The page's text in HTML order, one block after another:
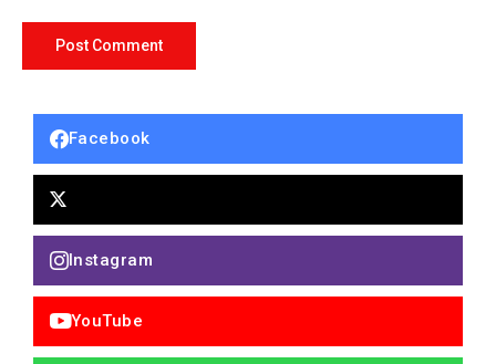
Facebook
Instagram
YouTube